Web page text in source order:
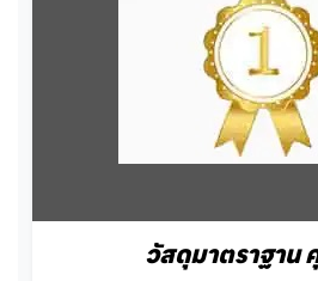
วัสดุมาตราฐาน